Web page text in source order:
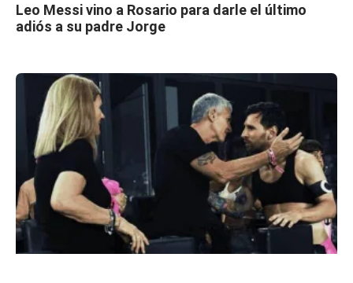
Leo Messi vino a Rosario para darle el último
adiós a su padre Jorge